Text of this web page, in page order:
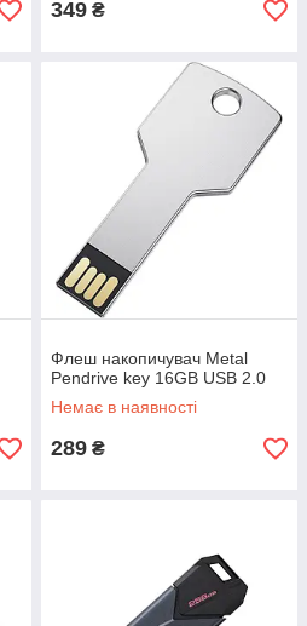
349 ₴
Флеш накопичувач Metal
Pendrive key 16GB USB 2.0
Немає в наявності
289 ₴